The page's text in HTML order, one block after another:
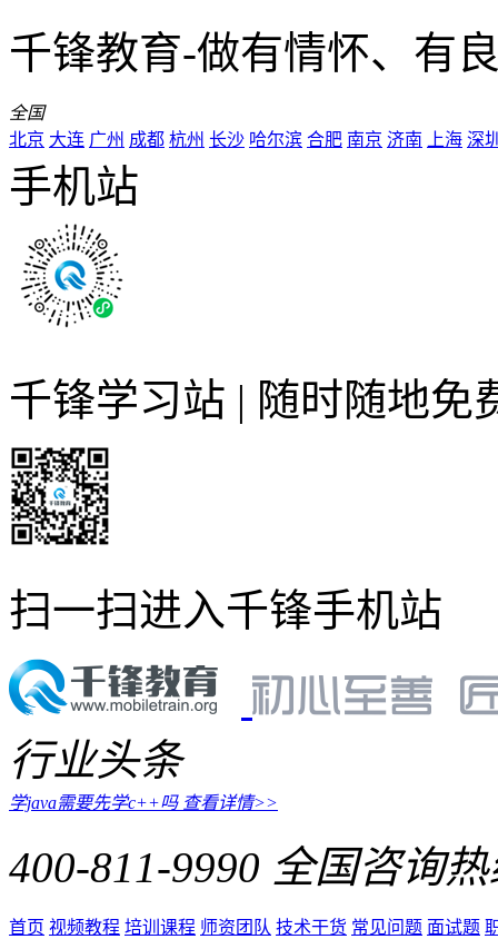
千锋教育-做有情怀、有
全国
北京 大连 广州 成都 杭州 长沙 哈尔滨 合肥 南京 济南 上海 深
手机站
千锋学习站 | 随时随地免
扫一扫进入千锋手机站
行业头条
学java需要先学c++吗 查看详情>>
400-811-9990 全国咨询
首页 视频教程 培训课程 师资团队 技术干货 常见问题 面试题